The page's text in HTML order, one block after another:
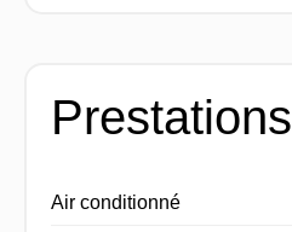
Prestations
Air conditionné